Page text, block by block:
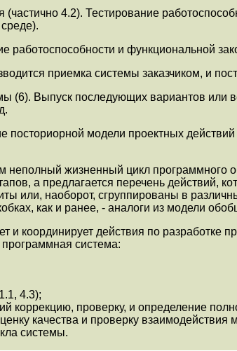
(частично 4.2). Тестирование
работоспособности и функциональной
приемка системы заказчиком, и
(6). Выпуск последующих вариантов или
модели проектных действий
жизненный цикл программного
а предлагается перечень
или, наоборот, сгруппированы в
как и ранее, - аналоги из модели
и координирует действия по разработке
программная система:
4.3);
коррекцию, проверку, и определение
качества и проверку
системы.